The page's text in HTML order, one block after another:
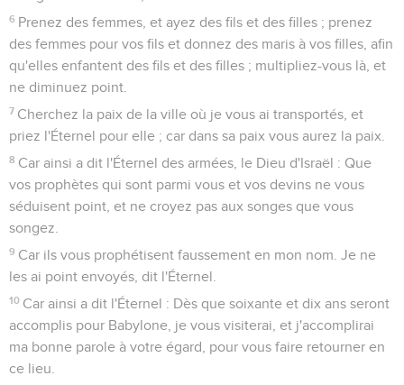
6 Prenez des femmes, et ayez des fils et des filles ; prenez
des femmes pour vos fils et donnez des maris à vos filles, afin
qu'elles enfantent des fils et des filles ; multipliez-vous là, et
ne diminuez point.
7 Cherchez la paix de la ville où je vous ai transportés, et
priez l'Éternel pour elle ; car dans sa paix vous aurez la paix.
8 Car ainsi a dit l'Éternel des armées, le Dieu d'Israël : Que
vos prophètes qui sont parmi vous et vos devins ne vous
séduisent point, et ne croyez pas aux songes que vous
songez.
9 Car ils vous prophétisent faussement en mon nom. Je ne
les ai point envoyés, dit l'Éternel.
10 Car ainsi a dit l'Éternel : Dès que soixante et dix ans seront
accomplis pour Babylone, je vous visiterai, et j'accomplirai
ma bonne parole à votre égard, pour vous faire retourner en
ce lieu.